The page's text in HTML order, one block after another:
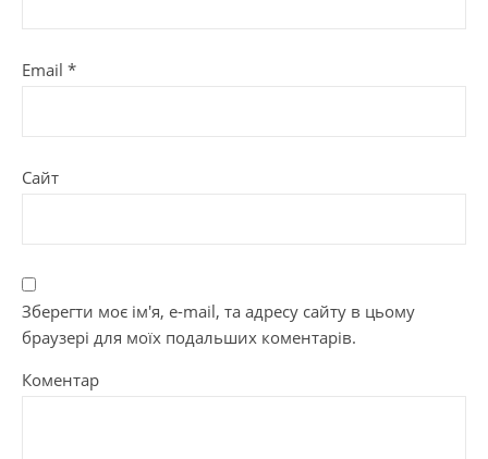
Email *
Сайт
Зберегти моє ім'я, e-mail, та адресу сайту в цьому
браузері для моїх подальших коментарів.
Коментар